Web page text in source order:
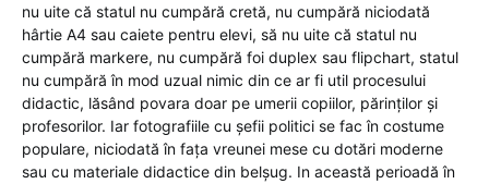
nu uite că statul nu cumpără cretă, nu cumpără niciodată
hârtie A4 sau caiete pentru elevi, să nu uite că statul nu
cumpără markere, nu cumpără foi duplex sau flipchart, statul
nu cumpără în mod uzual nimic din ce ar fi util procesului
didactic, lăsând povara doar pe umerii copiilor, părinților și
profesorilor. Iar fotografiile cu șefii politici se fac în costume
populare, niciodată în fața vreunei mese cu dotări moderne
sau cu materiale didactice din belșug. In această perioadă în